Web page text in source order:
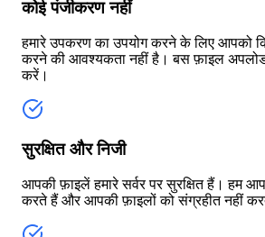
कोई पंजीकरण नहीं
हमारे उपकरण का उपयोग करने के लिए आपको
करने की आवश्यकता नहीं है। बस फ़ाइल
करें।
सुरक्षित और निजी
आपकी फ़ाइलें हमारे सर्वर पर सुरक्षित हैं। हम
करते हैं और आपकी फ़ाइलों को संग्रहीत नहीं